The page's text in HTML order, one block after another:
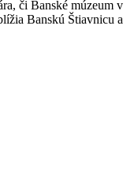
či Banské múzeum v
Banskú Štiavnicu a